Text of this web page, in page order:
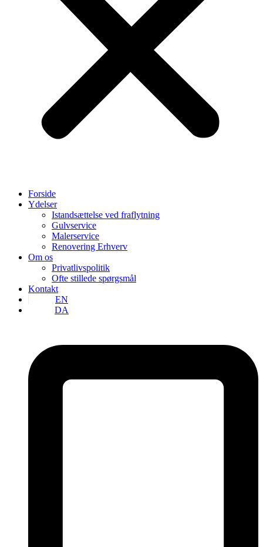
Forside
Ydelser
Istandsættelse ved fraflytning
Gulvservice
Malerservice
Renovering Erhverv
Om os
Privatlivspolitik
Ofte stillede spørgsmål
Kontakt
EN
DA